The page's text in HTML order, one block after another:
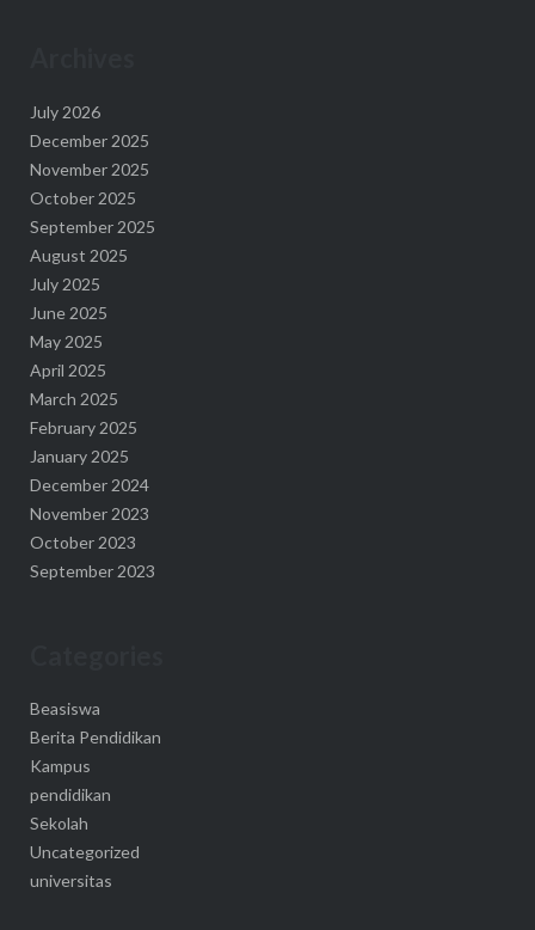
July 2026
December 2025
November 2025
October 2025
September 2025
August 2025
July 2025
June 2025
May 2025
April 2025
March 2025
February 2025
January 2025
December 2024
November 2023
October 2023
September 2023
Beasiswa
Berita Pendidikan
Kampus
pendidikan
Sekolah
Uncategorized
universitas